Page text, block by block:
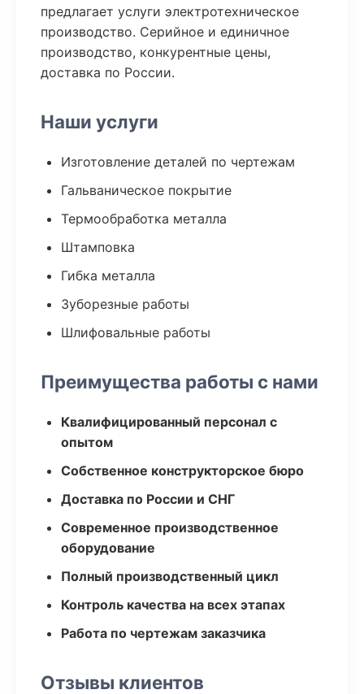
предлагает услуги электротехническое
производство. Серийное и единичное
производство, конкурентные цены,
доставка по России.
Наши услуги
Изготовление деталей по чертежам
Гальваническое покрытие
Термообработка металла
Штамповка
Гибка металла
Зуборезные работы
Шлифовальные работы
Преимущества работы с нами
Квалифицированный персонал с
опытом
Собственное конструкторское бюро
Доставка по России и СНГ
Современное производственное
оборудование
Полный производственный цикл
Контроль качества на всех этапах
Работа по чертежам заказчика
Отзывы клиентов